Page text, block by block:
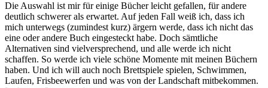
Die Auswahl ist mir für einige Bücher leicht gefallen, für andere
deutlich schwerer als erwartet. Auf jeden Fall weiß ich, dass ich
mich unterwegs (zumindest kurz) ärgern werde, dass ich nicht das
eine oder andere Buch eingesteckt habe. Doch sämtliche
Alternativen sind vielversprechend, und alle werde ich nicht
schaffen. So werde ich viele schöne Momente mit meinen Büchern
haben. Und ich will auch noch Brettspiele spielen, Schwimmen,
Laufen, Frisbeewerfen und was von der Landschaft mitbekommen.